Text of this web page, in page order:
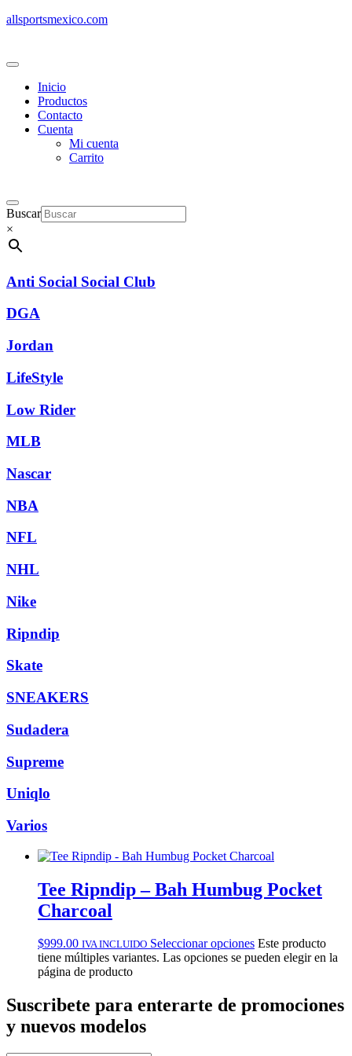
allsportsmexico.com
Inicio
Productos
Contacto
Cuenta
Mi cuenta
Carrito
Buscar
×
Anti Social Social Club
DGA
Jordan
LifeStyle
Low Rider
MLB
Nascar
NBA
NFL
NHL
Nike
Ripndip
Skate
SNEAKERS
Sudadera
Supreme
Uniqlo
Varios
Tee Ripndip – Bah Humbug Pocket
Charcoal
$999.00 IVA INCLUIDO Seleccionar opciones Este producto
tiene múltiples variantes. Las opciones se pueden elegir en la
página de producto
Suscribete para enterarte de promociones
y nuevos modelos